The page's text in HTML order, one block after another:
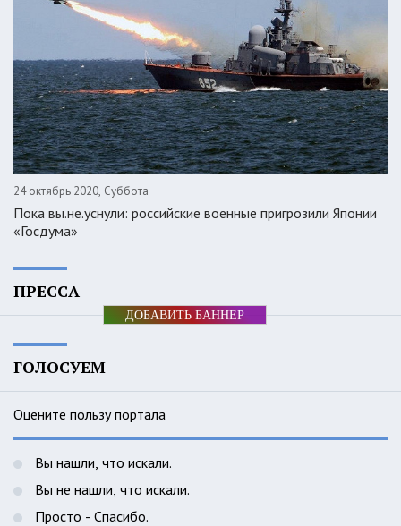
24 октябрь 2020, Суббота
Пока вы.не.уснули: российские военные пригрозили Японии
«Госдума»
ПРЕССА
ДОБАВИТЬ БАННЕР
ГОЛОСУЕМ
Оцените пользу портала
Вы нашли, что искали.
Вы не нашли, что искали.
Просто - Спасибо.